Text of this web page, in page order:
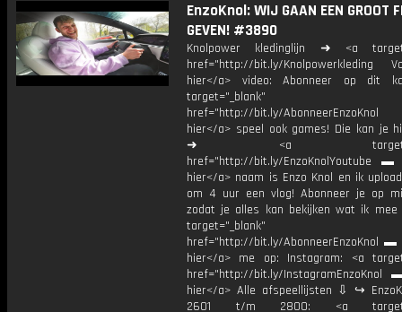
EnzoKnol: WIJ GAAN EEN GROOT
GEVEN! #3890
Knolpower kledinglijn ➜ <a
href="http://bit.ly/Knolpowerkleding
hier</a> video: Abonneer op dit
target="_blank"
href="http://bit.ly/
hier</a> speel ook games! Die kan je
➜ <a
href="http://bit.ly/EnzoKnolYoutube ▬
hier</a> naam is Enzo Knol en ik
om 4 uur een vlog! Abonneer je op
zodat je alles kan bekijken wat ik mee
target="_blank"
href="http://bit.ly/AbonneerEnzoKnol ▬
hier</a> me op: Instagram: <a
href="http://bit.ly/InstagramEnzoKnol
hier</a> Alle afspeellijsten ⇩ ↪
2601 t/m 2800: <a